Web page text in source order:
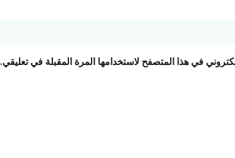
في هذا المتصفح لاستخدامها المرة المقبلة في تعليقي.